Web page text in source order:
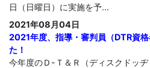
日（日曜日）に実施を予...
2021年08月04日
2021年度、指導・審判員（DTR資
た！
今年度のＤ-Ｔ＆Ｒ（ディスクドッ